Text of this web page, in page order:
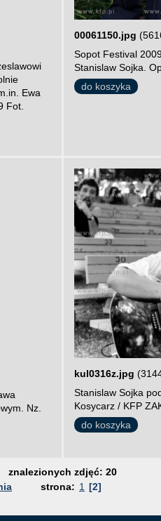
Ewa
Fot.
00061150.jpg
Sopot Festival
Stanislaw Sojka.
do koszyka
Nz.
kul0316z.jpg
Stanislaw Sojka
Kosycarz / KFP
do koszyka
znalezionych zdjęć: 20
strona: 1 [2]